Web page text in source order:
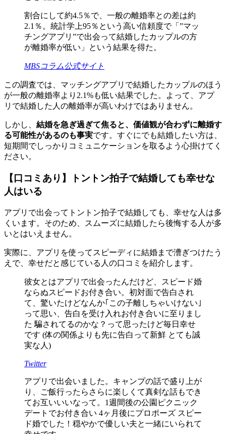
割合にして約4.5％で、一般の離婚率との差は約
2.1％。統計学上95％という高い信頼度で「”マッ
チングアプリ”で出会って結婚したカップルの方
が離婚率が低い」という結果を得た。
MBSコラム公式サイト
この調査では、マッチングアプリで結婚したカップルのほう
が一般の離婚率より2.1%も低い結果でした。よって、アプ
リで結婚した人の離婚率が高いわけではありません。
しかし、 結婚を急ぎ過ぎて焦ると、価値観が合わずに離婚す
る可能性があるのも事実です。すぐにでも結婚したい方は、
短期間でしっかりコミュニケーションを取るよう心掛けてく
ださい。
【口コミあり】トントン拍子で結婚しても幸せな
人はいる
アプリで出会ってトントン拍子で結婚しても、幸せな人は多
くいます。そのため、スムーズに結婚したら後悔する人が多
いとはいえません。
実際に、アプリを使ってスピーディに結婚まで漕ぎつけたう
えで、幸せだと感じている人の口コミを紹介します。
彼女とはアプリで出会ったんだけど、スピード婚
ならぬスピードお付き合い。初対面で告白され
て、驚いたけどなんか｢この子離しちゃいけない｣
って思い、告白を受け入れお付き合いに至りまし
た 騙されてるのかな？って思ったけど毎日幸せ
です (体の関係よりも先に告白って新鮮 とても誠
実な人)
Twitter
アプリで出会いました。キャンプの話で盛り上が
り、ご飯行ったらさらに楽しくて真剣な話もでき
てお互いいいなって。1週間後の公園ピクニック
デートでお付き合い 4ヶ月後にプロポーズ スピー
ド婚でした！穏やかで優しい夫と一緒にいられて